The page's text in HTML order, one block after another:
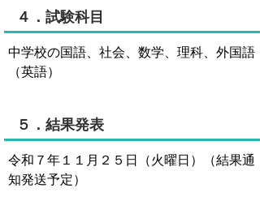
４．試験科目
中学校の国語、社会、数学、理科、外国語
（英語）
５．結果発表
令和７年１１月２５日（火曜日）（結果通
知発送予定）